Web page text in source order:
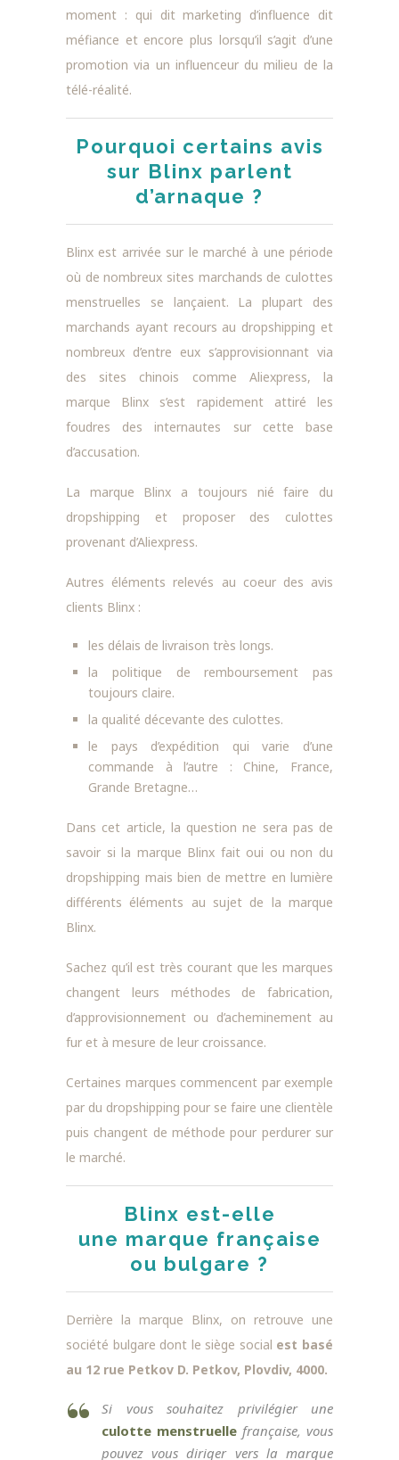
moment : qui dit marketing d’influence dit
méfiance et encore plus lorsqu’il s’agit d’une
promotion via un influenceur du milieu de la
télé-réalité.
Pourquoi certains avis
sur Blinx parlent
d’arnaque ?
Blinx est arrivée sur le marché à une période
où de nombreux sites marchands de culottes
menstruelles se lançaient. La plupart des
marchands ayant recours au dropshipping et
nombreux d’entre eux s’approvisionnant via
des sites chinois comme Aliexpress, la
marque Blinx s’est rapidement attiré les
foudres des internautes sur cette base
d’accusation.
La marque Blinx a toujours nié faire du
dropshipping et proposer des culottes
provenant d’Aliexpress.
Autres éléments relevés au coeur des avis
clients Blinx :
les délais de livraison très longs.
la politique de remboursement pas
toujours claire.
la qualité décevante des culottes.
le pays d’expédition qui varie d’une
commande à l’autre : Chine, France,
Grande Bretagne…
Dans cet article, la question ne sera pas de
savoir si la marque Blinx fait oui ou non du
dropshipping mais bien de mettre en lumière
différents éléments au sujet de la marque
Blinx.
Sachez qu’il est très courant que les marques
changent leurs méthodes de fabrication,
d’approvisionnement ou d’acheminement au
fur et à mesure de leur croissance.
Certaines marques commencent par exemple
par du dropshipping pour se faire une clientèle
puis changent de méthode pour perdurer sur
le marché.
Blinx est-elle
une marque française
ou bulgare ?
Derrière la marque Blinx, on retrouve une
société bulgare dont le siège social est basé
au 12 rue Petkov D. Petkov, Plovdiv, 4000.
Si vous souhaitez privilégier une
culotte menstruelle française, vous
pouvez vous diriger vers la marque